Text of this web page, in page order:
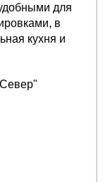
для
в
кухня и